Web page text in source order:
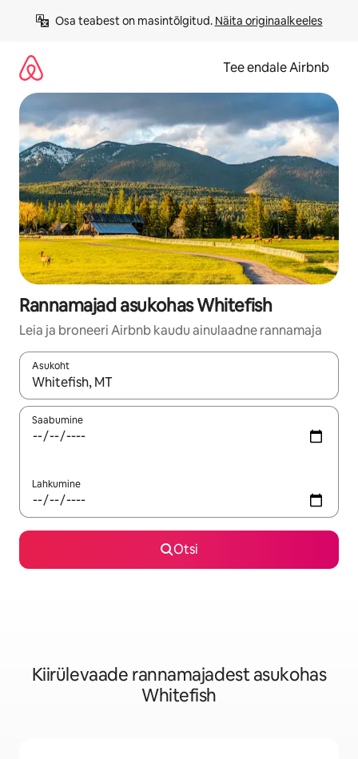
Osa teabest on masintõlgitud. Näita originaalkeeles
Tee endale Airbnb
Rannamajad asukohas Whitefish
Leia ja broneeri Airbnb kaudu ainulaadne rannamaja
Asukoht
Kui tulemused on kuvatud, liigu ekraanil nooleklahvidega või
Saabumine
Lahkumine
Otsi
Kiirülevaade rannamajadest asukohas
Whitefish